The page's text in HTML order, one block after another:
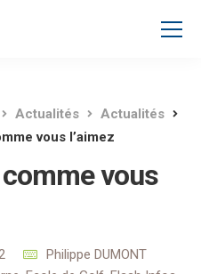
Actualités
Actualités
vous l’aimez
vous
Philippe DUMONT